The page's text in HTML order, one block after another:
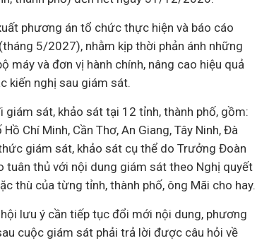
phương án tổ chức thực hiện và báo cáo
5/2027), nhằm kịp thời phản ánh những
máy và đơn vị hành chính, nâng cao hiệu quả
kiến nghị sau giám sát.
sát, khảo sát tại 12 tỉnh, thành phố, gồm:
Chí Minh, Cần Thơ, An Giang, Tây Ninh, Đà
giám sát, khảo sát cụ thể do Trưởng Đoàn
thủ với nội dung giám sát theo Nghị quyết
thù của từng tỉnh, thành phố, ông Mãi cho hay.
lưu ý cần tiếp tục đổi mới nội dung, phương
cuộc giám sát phải trả lời được câu hỏi về